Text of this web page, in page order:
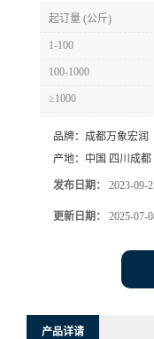
起订量 (公斤)
1-100
100-1000
≥1000
品牌： 成都万象宏润
产地： 中国 四川成都
发布日期： 2023-09-
更新日期： 2025-07-
产品详请